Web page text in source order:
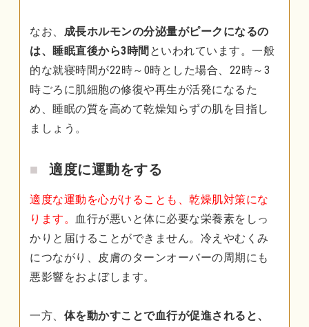
なお、 成長ホルモンの分泌量がピークになるの
は、睡眠直後から3時間 といわれています。一般
的な就寝時間が22時～0時とした場合、22時～3
時ごろに肌細胞の修復や再生が活発になるた
め、睡眠の質を高めて乾燥知らずの肌を目指し
ましょう。
適度に運動をする
適度な運動を心がけることも、乾燥肌対策にな
ります。
血行が悪いと体に必要な栄養素をしっ
かりと届けることができません。冷えやむくみ
につながり、皮膚のターンオーバーの周期にも
悪影響をおよぼします。
一方、 体を動かすことで血行が促進されると、